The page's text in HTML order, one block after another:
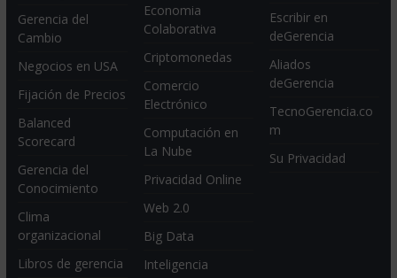
Gerencia del
Cambio
Negocios en USA
Fijación de Precios
Balanced
Scorecard
Gerencia del
Conocimiento
Clima
organizacional
Libros de gerencia
Economia
Colaborativa
Criptomonedas
Comercio
Electrónico
Computación en
La Nube
Privacidad Online
Web 2.0
Big Data
Inteligencia
Escribir en
deGerencia
Aliados
deGerencia
TecnoGerencia.co
m
Su Privacidad